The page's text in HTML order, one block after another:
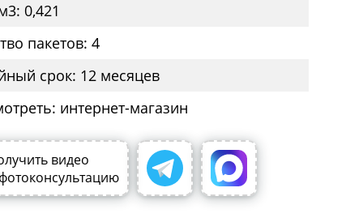
0,421
пакетов: 4
срок: 12 месяцев
интернет-магазин
видео